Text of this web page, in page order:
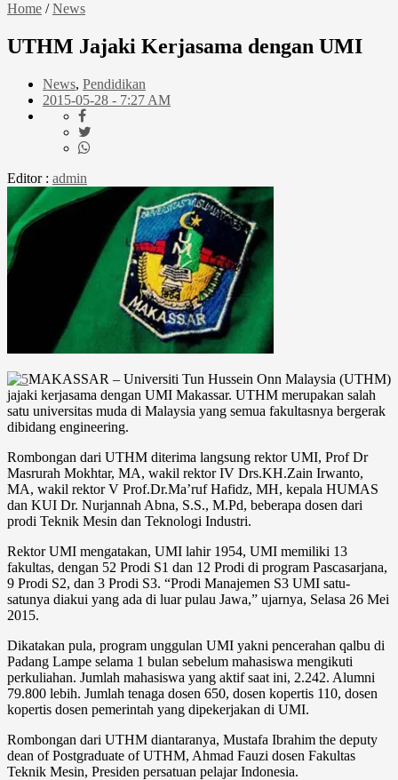
Home /News
UTHM Jajaki Kerjasama dengan UMI
News, Pendidikan
2015-05-28 - 7:27 AM
Editor : admin
MAKASSAR – Universiti Tun Hussein Onn Malaysia (UTHM)
jajaki kerjasama dengan UMI Makassar. UTHM merupakan salah
satu universitas muda di Malaysia yang semua fakultasnya bergerak
dibidang engineering.
Rombongan dari UTHM diterima langsung rektor UMI, Prof Dr
Masrurah Mokhtar, MA, wakil rektor IV Drs.KH.Zain Irwanto,
MA, wakil rektor V Prof.Dr.Ma’ruf Hafidz, MH, kepala HUMAS
dan KUI Dr. Nurjannah Abna, S.S., M.Pd, beberapa dosen dari
prodi Teknik Mesin dan Teknologi Industri.
Rektor UMI mengatakan, UMI lahir 1954, UMI memiliki 13
fakultas, dengan 52 Prodi S1 dan 12 Prodi di program Pascasarjana,
9 Prodi S2, dan 3 Prodi S3. “Prodi Manajemen S3 UMI satu-
satunya diakui yang ada di luar pulau Jawa,” ujarnya, Selasa 26 Mei
2015.
Dikatakan pula, program unggulan UMI yakni pencerahan qalbu di
Padang Lampe selama 1 bulan sebelum mahasiswa mengikuti
perkuliahan. Jumlah mahasiswa yang aktif saat ini, 2.242. Alumni
79.800 lebih. Jumlah tenaga dosen 650, dosen kopertis 110, dosen
kopertis dosen pemerintah yang dipekerjakan di UMI.
Rombongan dari UTHM diantaranya, Mustafa Ibrahim the deputy
dean of Postgraduate of UTHM, Ahmad Fauzi dosen Fakultas
Teknik Mesin, Presiden persatuan pelajar Indonesia.